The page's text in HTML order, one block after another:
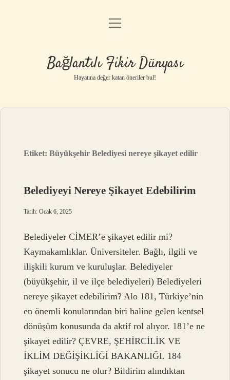
Anasayfa
Yasal Uyarı
menüyü
Bağlantılı Fikir Dünyası
Hayatına değer katan öneriler bul!
Etiket:Büyükşehir Belediyesi nereye şikayet edilir
Belediyeyi Nereye Şikayet Edebilirim
Tarih: Ocak 6, 2025
Belediyeler CİMER’e şikayet edilir mi?
Kaymakamlıklar. Üniversiteler. Bağlı, ilgili ve
ilişkili kurum ve kuruluşlar. Belediyeler
(büyükşehir, il ve ilçe belediyeleri) Belediyeleri
nereye şikayet edebilirim? Alo 181, Türkiye’nin
en önemli konularından biri haline gelen kentsel
dönüşüm konusunda da aktif rol alıyor. 181’e ne
şikayet edilir? ÇEVRE, ŞEHİRCİLİK VE
İKLİM DEĞİŞİKLİĞİ BAKANLIĞI. 184
şikayet sonucu ne olur? Bildirim alındıktan